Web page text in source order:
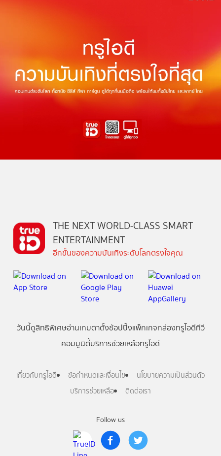
Follow us
THE NEXT WORLD-CLASS SMART
ENTERTAINMENT
อีกขั้นของความบันเทิงระดับโลกตรงใจคุณ
วันนี้ดูสิทธิพิเศษอ่านเกมตาตั้งช้อปปิ้งแพ็กเกจกล่องทรูไอดีทีวี
คอมมูนิตี้บริการช่วยเหลือทรูไอดี
เกี่ยวกับทรูไอดี ข้อกำหนดและเงื่อนไข
นโยบายความเป็นส่วนตัว
บริการช่วยเหลือ
ติดต่อเรา